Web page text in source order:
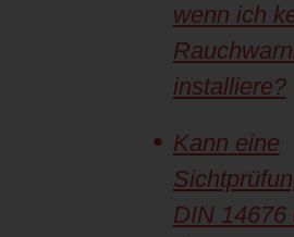
wenn ich
installiere?
Kann eine
DIN 14676